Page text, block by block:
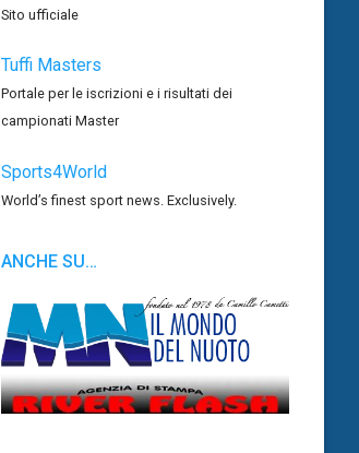
Sito ufficiale
Tuffi Masters
Portale per le iscrizioni e i risultati dei
campionati Master
Sports4World
World’s finest sport news. Exclusively.
ANCHE SU…